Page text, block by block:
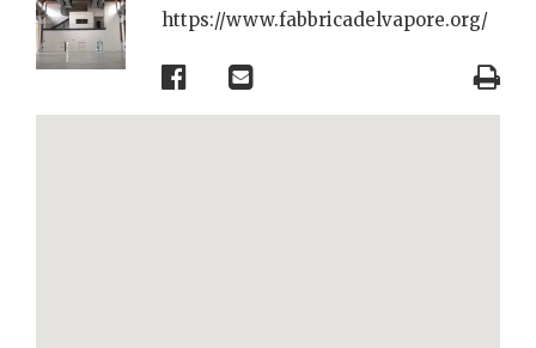
https://www.fabbricadelvapore.org/